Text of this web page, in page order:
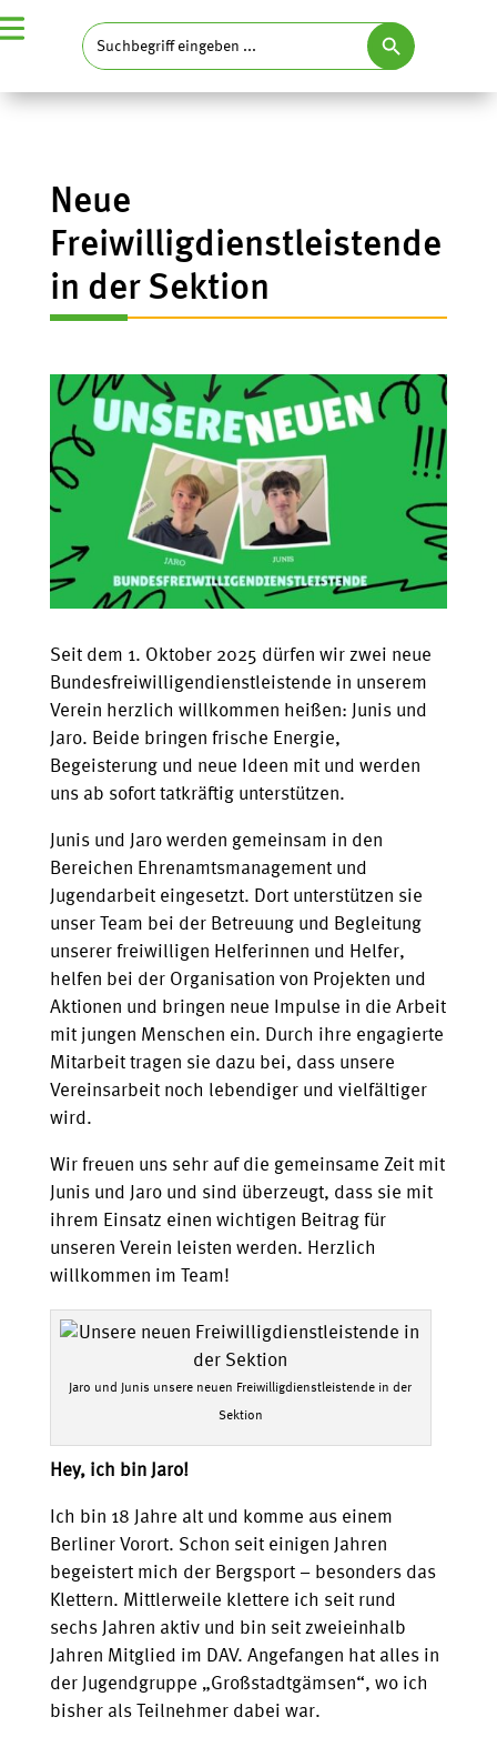
Search
for:
Search Button
Neue
Freiwilligdienstleistende
in der Sektion
Seit dem 1. Oktober 2025 dürfen wir zwei neue
Bundesfreiwilligendienstleistende in unserem
Verein herzlich willkommen heißen: Junis und
Jaro. Beide bringen frische Energie,
Begeisterung und neue Ideen mit und werden
uns ab sofort tatkräftig unterstützen.
Junis und Jaro werden gemeinsam in den
Bereichen Ehrenamtsmanagement und
Jugendarbeit eingesetzt. Dort unterstützen sie
unser Team bei der Betreuung und Begleitung
unserer freiwilligen Helferinnen und Helfer,
helfen bei der Organisation von Projekten und
Aktionen und bringen neue Impulse in die Arbeit
mit jungen Menschen ein. Durch ihre engagierte
Mitarbeit tragen sie dazu bei, dass unsere
Vereinsarbeit noch lebendiger und vielfältiger
wird.
Wir freuen uns sehr auf die gemeinsame Zeit mit
Junis und Jaro und sind überzeugt, dass sie mit
ihrem Einsatz einen wichtigen Beitrag für
unseren Verein leisten werden. Herzlich
willkommen im Team!
Jaro und Junis unsere neuen Freiwilligdienstleistende in der
Sektion
Hey, ich bin Jaro!
Ich bin 18 Jahre alt und komme aus einem
Berliner Vorort. Schon seit einigen Jahren
begeistert mich der Bergsport – besonders das
Klettern. Mittlerweile klettere ich seit rund
sechs Jahren aktiv und bin seit zweieinhalb
Jahren Mitglied im DAV. Angefangen hat alles in
der Jugendgruppe „Großstadtgämsen“, wo ich
bisher als Teilnehmer dabei war.